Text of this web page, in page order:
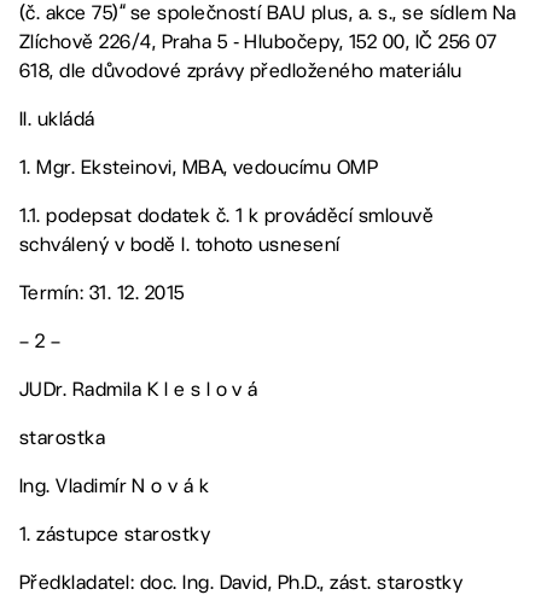
(č. akce 75)“ se společností BAU plus, a. s., se sídlem Na
Zlíchově 226/4, Praha 5 ‑ Hlubočepy, 152 00, IČ 256 07
618, dle důvodové zprávy předloženého materiálu
II. ukládá
1. Mgr. Eksteinovi, MBA, vedoucímu OMP
1.1. podepsat dodatek č. 1 k prováděcí smlouvě
schválený v bodě I. tohoto usnesení
Termín: 31. 12. 2015
– 2 –
JUDr. Radmila K l e s l o v á
starostka
Ing. Vladimír N o v á k
1. zástupce starostky
Předkladatel: doc. Ing. David, Ph.D., zást. starostky